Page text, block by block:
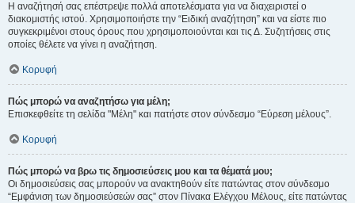
Η αναζήτησή σας επέστρεψε πολλά αποτελέσματα για να διαχειριστεί ο
διακομιστής ιστού. Χρησιμοποιήστε την “Ειδική αναζήτηση” και να είστε πιο
συγκεκριμένοι στους όρους που χρησιμοποιούνται και τις Δ. Συζητήσεις στις
οποίες θέλετε να γίνει η αναζήτηση.
Κορυφή
Πώς μπορώ να αναζητήσω για μέλη;
Επισκεφθείτε τη σελίδα "Μέλη" και πατήστε στον σύνδεσμο “Εύρεση μέλους”.
Κορυφή
Πώς μπορώ να βρω τις δημοσιεύσεις μου και τα θέματά μου;
Οι δημοσιεύσεις σας μπορούν να ανακτηθούν είτε πατώντας στον σύνδεσμο
“Εμφάνιση των δημοσιεύσεών σας” στον Πίνακα Ελέγχου Μέλους, είτε πατώντας